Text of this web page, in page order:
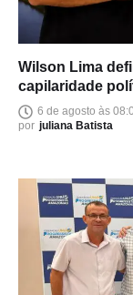
Wilson Lima
capilaridade
6 de agosto às
por juliana Batista